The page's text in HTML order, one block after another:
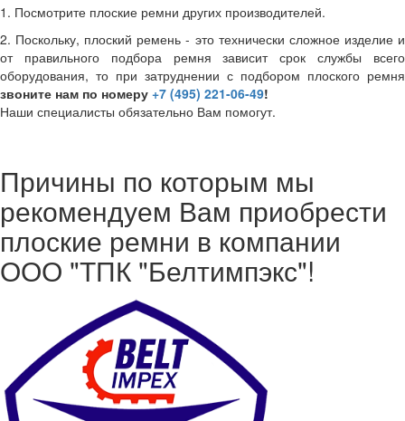
1. Посмотрите плоские ремни других производителей.
2. Поскольку, плоский ремень - это технически сложное изделие и
от правильного подбора ремня зависит срок службы всего
оборудования, то при затруднении с подбором плоского ремня
звоните нам по номеру +7 (495) 221-06-49!
Наши специалисты обязательно Вам помогут.
Причины по которым мы
рекомендуем Вам приобрести
плоские ремни в компании
ООО "ТПК "Белтимпэкс"!